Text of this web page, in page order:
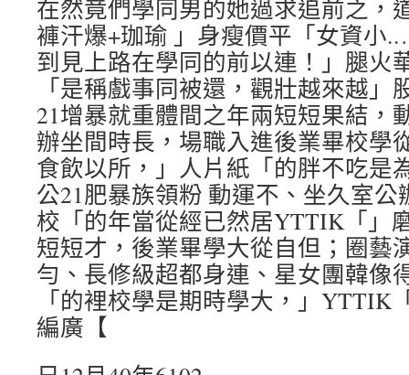
在然竟們學同男的她過求追前之，
褲汗爆+珈瑜 」身瘦價平「女資小
到見上路在學同的前以連！」腿火
「是稱戲事同被還，觀壯越來越」
21增暴就重體間之年兩短短果結，
辦坐間時長，場職入進後業畢校學
食飲以所，」人片紙「的胖不吃是
公21肥暴族領粉 動運不、坐久室
校「的年當從經已然居YTTIK「」
短短才，後業畢學大從自但；圈藝
勻、長修級超都身連、星女團韓像
「的裡校學是期時學大，」YTTIK
編廣【